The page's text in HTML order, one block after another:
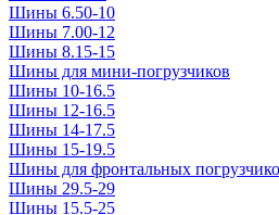
Шины 6.50-10
Шины 7.00-12
Шины 8.15-15
Шины для мини-погрузчиков
Шины 10-16.5
Шины 12-16.5
Шины 14-17.5
Шины 15-19.5
Шины для фронтальных
Шины 29.5-29
Шины 15.5-25